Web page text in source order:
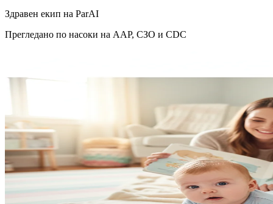
Здравен екип на ParAI
Прегледано по насоки на AAP, СЗО и CDC